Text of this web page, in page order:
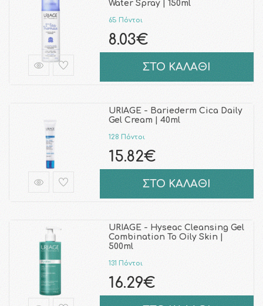
Water Spray | 150ml
65 Πόντοι
8.03€
ΣΤΟ ΚΑΛΑΘΙ
URIAGE - Bariederm Cica Daily
Gel Cream | 40ml
128 Πόντοι
15.82€
ΣΤΟ ΚΑΛΑΘΙ
URIAGE - Hyseac Cleansing Gel
Combination To Oily Skin |
500ml
131 Πόντοι
16.29€